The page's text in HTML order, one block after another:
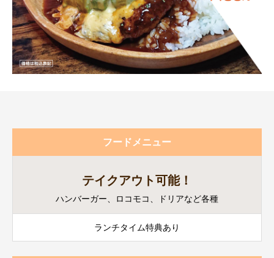
フードメニュー
テイクアウト可能！
ハンバーガー、ロコモコ、ドリアなど各種
ランチタイム特典あり